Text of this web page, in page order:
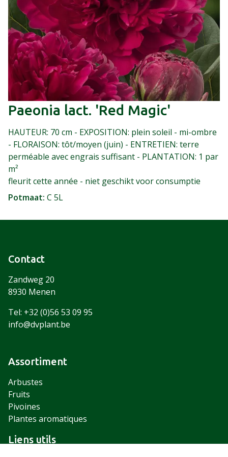
Paeonia lact. 'Red Magic'
HAUTEUR: 70 cm - EXPOSITION: plein soleil - mi-ombre
- FLORAISON: tôt/moyen (juin) - ENTRETIEN: terre
perméable avec engrais suffisant - PLANTATION: 1 par
m²
fleurit cette année - niet geschikt voor consumptie
Potmaat C 5L
Contact
Zandweg 20
8930 Menen
Tel: +32 (0)56 53 09 95
info@dvplant.be
Assortiment
Arbustes
Fruits
Pivoines
Plantes aromatiques
Liens utils